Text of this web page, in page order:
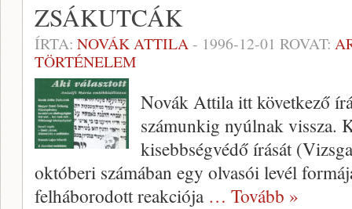
ZSÁKUTCÁK
ÍRTA: NOVÁK ATTILA- 1996-12-01 ROVAT:
TÖRTÉNELEM
Novák Attila itt következő
számunkig nyúlnak vissza.
kisebbségvédő írását
októberi számában egy olvasói levél
felháborodott reakciója … Tovább »